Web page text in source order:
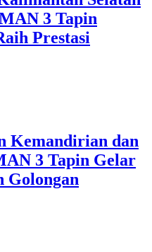
3 Tapin
Prestasi
Kemandirian dan
3 Tapin Gelar
Golongan